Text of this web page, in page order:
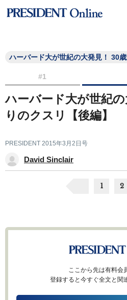
ハーバード大が世紀の大発見！ 30
#1
ハーバード大が世紀
りのクスリ【後編】
PRESIDENT 2015年3月2日号
David Sinclair
1 2
ここから先は有料会
登録すると今すぐ全文と関